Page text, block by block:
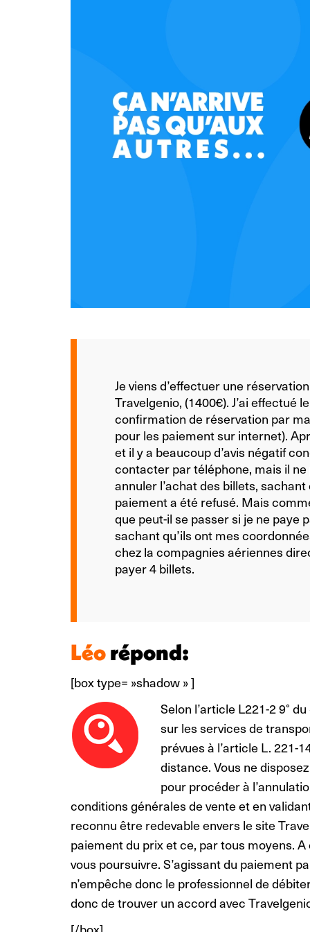
Je viens d’effectuer une
Travelgenio, (1400€). J’ai effectué
confirmation de réservation par
pour les paiement sur internet).
et il y a beaucoup d’avis négatif
contacter par téléphone, mais il
annuler l’achat des billets,
paiement a été refusé. Mais
que peut-il se passer si je ne paye
sachant qu’ils ont mes
chez la compagnies aériennes
payer 4 billets.
Léorépond:
[box type= »shadow » ]
Selon l’article L221-2 9°
sur les services de
prévues à l’article L. 221-
distance. Vous ne
pour procéder à
conditions générales de vente et en
reconnu être redevable envers le site
paiement du prix et ce, par tous moyens.
vous poursuivre. S’agissant du paiement
n’empêche donc le professionnel de
donc de trouver un accord avec